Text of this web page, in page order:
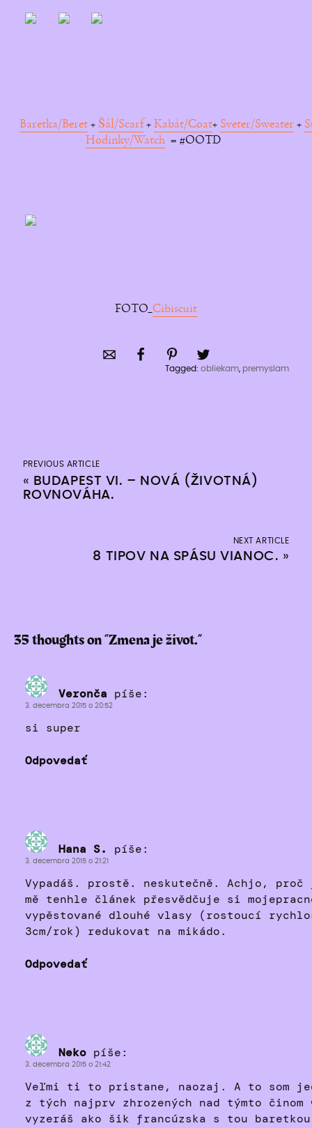
Baretka/Beret+Šál/Scarf+Kabát/Coat+ Sveter/Sweater +
Hodinky/Watch = #OOTD
FOTO_Cibiscuit
Tagged:obliekam premyslam
PREVIOUS ARTICLE
« BUDAPEST VI. – NOVÁ (ŽIVOTNÁ)
ROVNOVÁHA.
NEXT ARTICLE
8 TIPOV NA SPÁSU VIANOC. »
35 thoughts on “Zmena je život.”
Veronča píše:
3. decembra 2015 o 20:52
si super
Odpovedať
Hana S. píše:
3. decembra 2015 o 21:21
Vypadáš. prostě. neskutečně. Achjo, proč
mě tenhle článek přesvědčuje si
vypěstované dlouhé vlasy (rostoucí
3cm/rok) redukovat na mikádo.
Odpovedať
Neko píše:
3. decembra 2015 o 21:42
Veľmi ti to pristane, naozaj. A to som
z tých najprv zhrozených nad týmto činom
vyzeráš ako šik francúzska s tou